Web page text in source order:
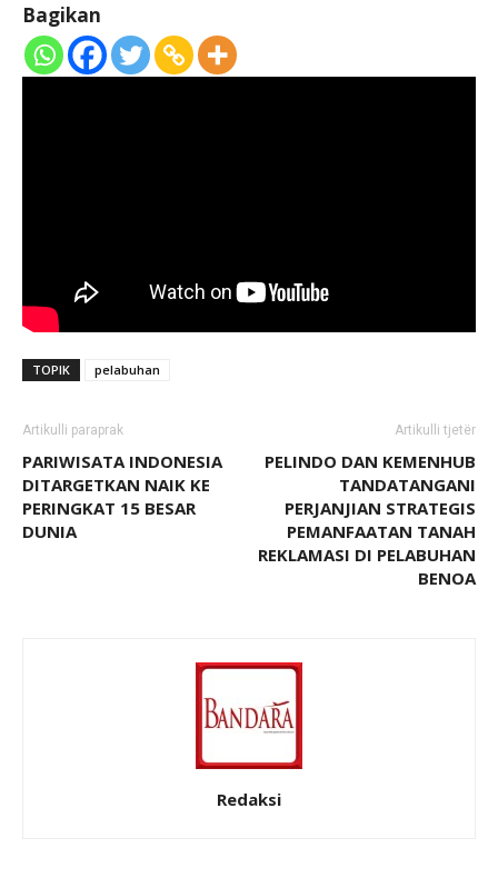
Bagikan
TOPIK pelabuhan
Artikulli paraprak
PARIWISATA INDONESIA
DITARGETKAN NAIK KE
PERINGKAT 15 BESAR
DUNIA
Artikulli tjetër
PELINDO DAN KEMENHUB
TANDATANGANI
PERJANJIAN STRATEGIS
PEMANFAATAN TANAH
REKLAMASI DI PELABUHAN
BENOA
Redaksi